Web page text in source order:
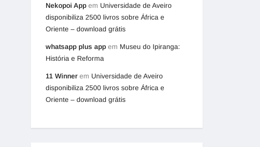
Nekopoi App em Universidade de Aveiro
disponibiliza 2500 livros sobre África e
Oriente – download grátis
whatsapp plus app em Museu do Ipiranga:
História e Reforma
11 Winner em Universidade de Aveiro
disponibiliza 2500 livros sobre África e
Oriente – download grátis